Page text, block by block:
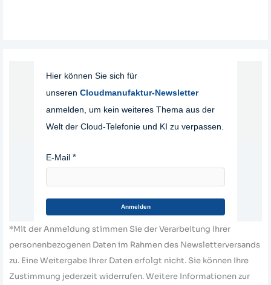
Hier können Sie sich für
unseren Cloudmanufaktur-Newsletter
anmelden, um kein weiteres Thema aus der
Welt der Cloud-Telefonie und KI zu verpassen.
E-Mail
Anmelden
*Mit der Anmeldung stimmen Sie der Verarbeitung Ihrer
personenbezogenen Daten im Rahmen des Newsletterversands
zu. Eine Weitergabe Ihrer Daten erfolgt nicht. Sie können Ihre
Zustimmung jederzeit widerrufen. Weitere Informationen zur